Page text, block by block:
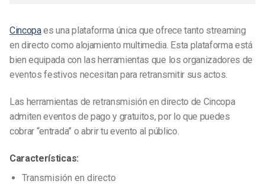
Cincopaes una plataforma única que ofrece tanto streaming
en directo como alojamiento multimedia. Esta plataforma está
bien equipada con las herramientas que los organizadores de
eventos festivos necesitan para retransmitir sus actos.
Las herramientas de retransmisión en directo de Cincopa
admiten eventos de pago y gratuitos, por lo que puedes
cobrar “entrada” o abrir tu evento al público.
Características:
Transmisión en directo